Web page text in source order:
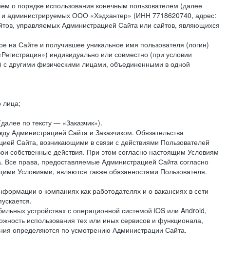
о порядке использования конечным пользователем (далее
и администрируемых ООО «Хэдхантер» (ИНН 7718620740, адрес:
управляемых Администрацией Сайта или сайтов, являющихся
на Сайте и получившее уникальное имя пользователя (логин)
индивидуально или совместно (при условии
с другими физическими лицами, объединенными в одной
лица;
по тексту — «Заказчик»).
Администрацией Сайта и Заказчиком. Обязательства
Сайта, возникающими в связи с действиями Пользователей
собственные действия. При этом согласно настоящим Условиям
права, предоставляемые Администрацией Сайта согласно
Условиями, являются также обязанностями Пользователя.
о компаниях как работодателях и о вакансиях в сети
устройствах с операционной системой iOS или Android,
использования тех или иных сервисов и функционала,
определяются по усмотрению Администрации Сайта.